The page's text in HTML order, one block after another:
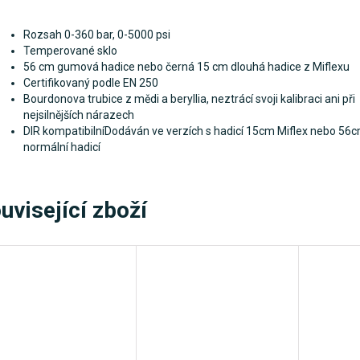
Rozsah 0-360 bar, 0-5000 psi
Temperované sklo
56 cm gumová hadice nebo černá 15 cm dlouhá hadice z Miflexu
Certifikovaný podle EN 250
Bourdonova trubice z mědi a beryllia, neztrácí svoji kalibraci ani při
nejsilnějších nárazech
DIR kompatibilníDodáván ve verzích s hadicí 15cm Miflex nebo
normální hadicí
zboží